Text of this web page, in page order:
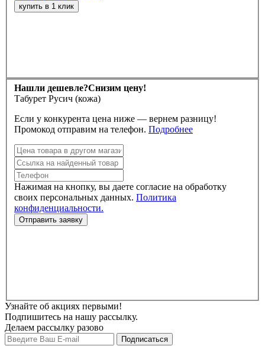
Нашли дешевле?Снизим цену!
Табурет Русич (кожа)
Если у конкурента цена ниже — вернем разницу!
Промокод отправим на телефон. Подробнее
Нажимая на кнопку, вы даете согласие на обработку
своих персональных данных. Политика
конфиденциальности.
Узнайте об акциях первыми!
Подпишитесь на нашу рассылку.
Делаем рассылку разово